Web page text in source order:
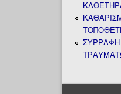
ΚΑΘΕΤΗΡΑ
ΣΥΡΡΑΦΗ